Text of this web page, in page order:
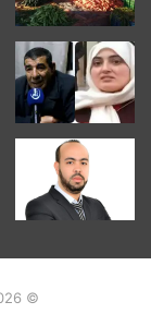
© 2026جميع الحقوق محفوضة |